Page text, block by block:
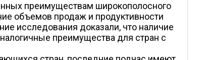
преимуществам широкополосного
объемов продаж и продуктивности
исследования доказали, что наличие
преимущества для стран с